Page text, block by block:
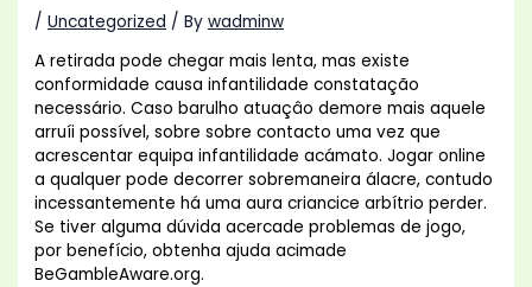
/Uncategorized / Bywadminw
A retirada pode chegar mais lenta, mas existe
conformidade causa infantilidade constatação
necessário. Caso barulho atuaçâo demore mais aquele
arruíi possível, sobre sobre contacto uma vez que
acrescentar equipa infantilidade acámato. Jogar online
a qualquer pode decorrer sobremaneira álacre, contudo
incessantemente há uma aura criancice arbítrio perder.
Se tiver alguma dúvida acercade problemas de jogo,
por benefício, obtenha ajuda acimade
BeGambleAware.org.